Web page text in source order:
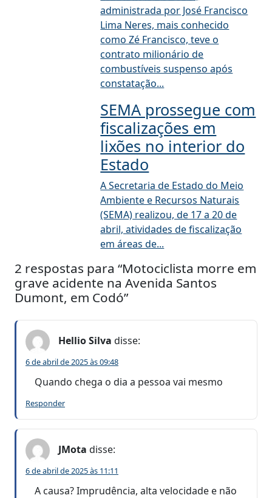
administrada por José Francisco
Lima Neres, mais conhecido
como Zé Francisco, teve o
contrato milionário de
combustíveis suspenso após
constatação...
SEMA prossegue com
fiscalizações em
lixões no interior do
Estado
A Secretaria de Estado do Meio
Ambiente e Recursos Naturais
(SEMA) realizou, de 17 a 20 de
abril, atividades de fiscalização
em áreas de...
2 respostas para “Motociclista morre em
grave acidente na Avenida Santos
Dumont, em Codó”
Hellio Silva disse:
6 de abril de 2025 às 09:48
Quando chega o dia a pessoa vai mesmo
Responder
JMota disse:
6 de abril de 2025 às 11:11
A causa? Imprudência, alta velocidade e não